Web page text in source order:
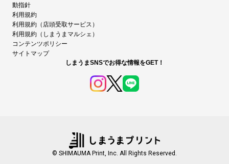
動指針
利用規約
利用規約（店頭受取サービス）
利用規約（しまうまマルシェ）
コンテンツポリシー
サイトマップ
しまうまSNSでお得な情報をGET！
© SHIMAUMA Print, Inc. All Rights Reserved.